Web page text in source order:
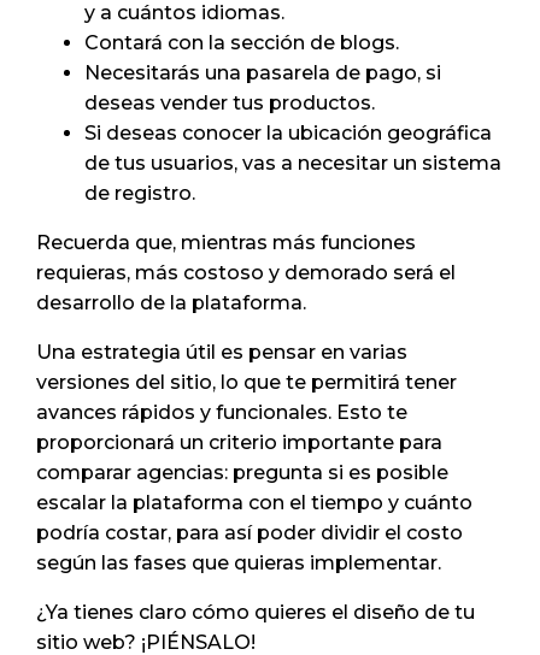
y a cuántos idiomas.
Contará con la sección de blogs.
Necesitarás una pasarela de pago, si
deseas vender tus productos.
Si deseas conocer la ubicación geográfica
de tus usuarios, vas a necesitar un sistema
de registro.
Recuerda que, mientras más funciones
requieras, más costoso y demorado será el
desarrollo de la plataforma.
Una estrategia útil es pensar en varias
versiones del sitio, lo que te permitirá tener
avances rápidos y funcionales. Esto te
proporcionará un criterio importante para
comparar agencias: pregunta si es posible
escalar la plataforma con el tiempo y cuánto
podría costar, para así poder dividir el costo
según las fases que quieras implementar.
¿Ya tienes claro cómo quieres el diseño de tu
sitio web? ¡PIÉNSALO!